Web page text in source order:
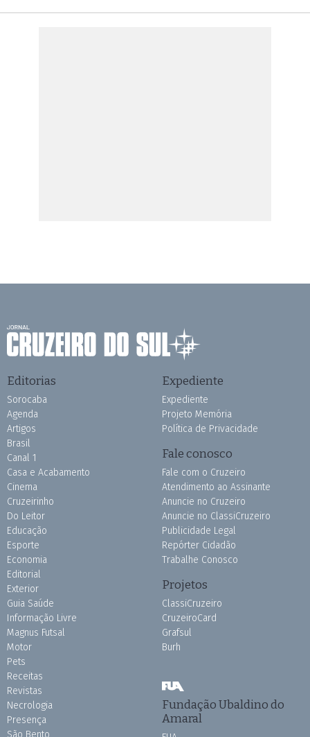
Editorias
Sorocaba
Agenda
Artigos
Brasil
Canal 1
Casa e Acabamento
Cinema
Cruzeirinho
Do Leitor
Educação
Esporte
Economia
Editorial
Exterior
Guia Saúde
Informação Livre
Magnus Futsal
Motor
Pets
Receitas
Revistas
Necrologia
Presença
São Bento
Expediente
Expediente
Projeto Memória
Política de Privacidade
Fale conosco
Fale com o Cruzeiro
Atendimento ao Assinante
Anuncie no Cruzeiro
Anuncie no ClassiCruzeiro
Publicidade Legal
Repórter Cidadão
Trabalhe Conosco
Projetos
ClassiCruzeiro
CruzeiroCard
Grafsul
Burh
Fundação Ubaldino do
Amaral